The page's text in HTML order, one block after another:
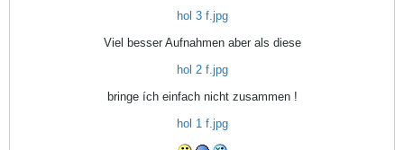
hol 3 f.jpg
Viel besser Aufnahmen aber als diese
hol 2 f.jpg
bringe ích einfach nicht zusammen !
hol 1 f.jpg